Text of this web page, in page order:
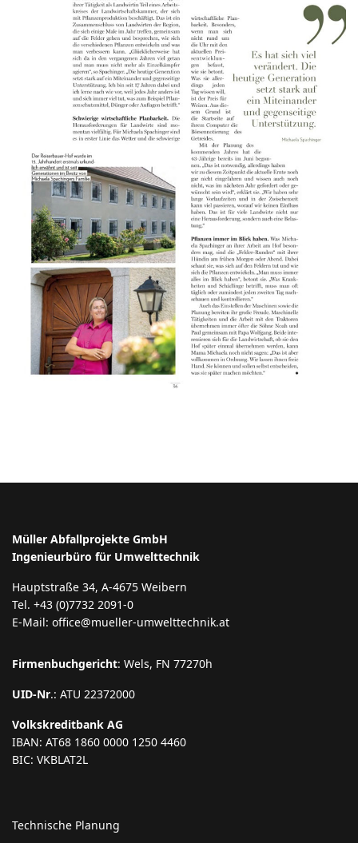
Müller Abfallprojekte GmbH
Ingenieurbüro für Umwelttechnik
Hauptstraße 34, A-4675 Weibern
Tel. +43 (0)7732 2091-0
E-Mail: office@mueller-umwelttechnik.at
Firmenbuchgericht: Wels, FN 77270h
UID-Nr.: ATU 22372000
Volkskreditbank AG
IBAN: AT68 1860 0000 1250 4460
BIC: VKBLAT2L
Technische Planung